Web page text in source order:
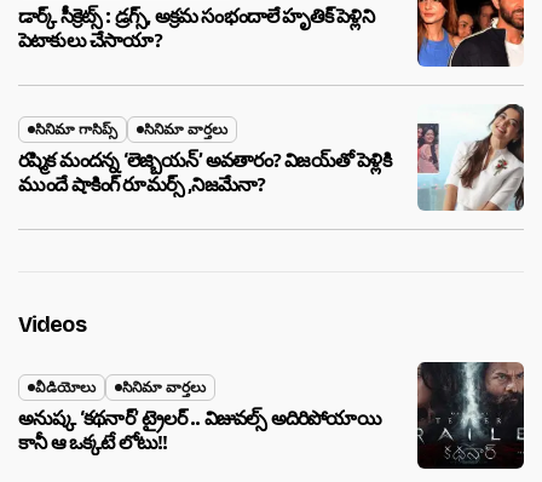
డార్క్ సీక్రెట్స్ : డ్రగ్స్, అక్రమ సంభందాలే హృతిక్ పెళ్లిని
పెటాకులు చేసాయా?
సినిమా గాసిప్స్ సినిమా వార్తలు
రష్మిక మందన్న ‘లెజ్బియన్’ అవతారం? విజయ్‌తో పెళ్లికి
ముందే షాకింగ్ రూమర్స్ ,నిజమేనా?
Videos
వీడియోలు సినిమా వార్తలు
అనుష్క ‘కథనార్’ ట్రైలర్ .. విజువల్స్ అదిరిపోయాయి
కానీ ఆ ఒక్కటే లోటు!!